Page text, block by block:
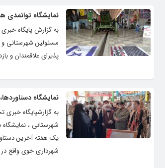
نمایشگاه توانمدی
به گزارش پایگاه
مسئولین شهرستانی و
پذیرای علاقمندان و
نمایشگاه
یک هفته آخرین
شهرداری خوی واقع در